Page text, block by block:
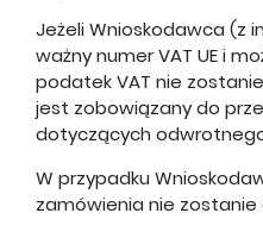
Jeżeli Wnioskodawca (z
ważny numer VAT UE i
podatek VAT nie
jest zobowiązany do
dotyczących
W przypadku
zamówienia nie zostanie